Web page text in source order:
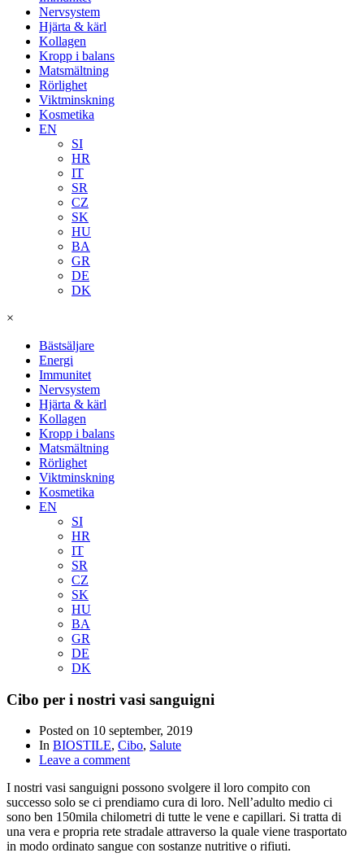
Nervsystem
Hjärta & kärl
Kollagen
Kropp i balans
Matsmältning
Rörlighet
Viktminskning
Kosmetika
EN
SI
HR
IT
SR
CZ
SK
HU
BA
GR
DE
DK
×
Bästsäljare
Energi
Immunitet
Nervsystem
Hjärta & kärl
Kollagen
Kropp i balans
Matsmältning
Rörlighet
Viktminskning
Kosmetika
EN
SI
HR
IT
SR
CZ
SK
HU
BA
GR
DE
DK
Cibo per i nostri vasi sanguigni
Posted on 10 september, 2019
In BIOSTILE, Cibo, Salute
Leave a comment
I nostri vasi sanguigni possono svolgere il loro compito con
successo solo se ci prendiamo cura di loro. Nell’adulto medio ci
sono ben 150mila chilometri di tutte le vene e capillari. Si tratta di
una vera e propria rete stradale attraverso la quale viene trasportato
in modo ordinato sangue con sostanze nutritive o rifiuti.